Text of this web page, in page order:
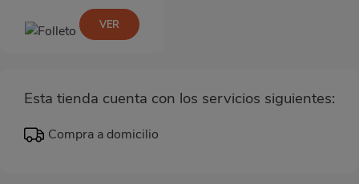
Esta tienda cuenta con los servicios siguientes:
Compra a domicilio
VER